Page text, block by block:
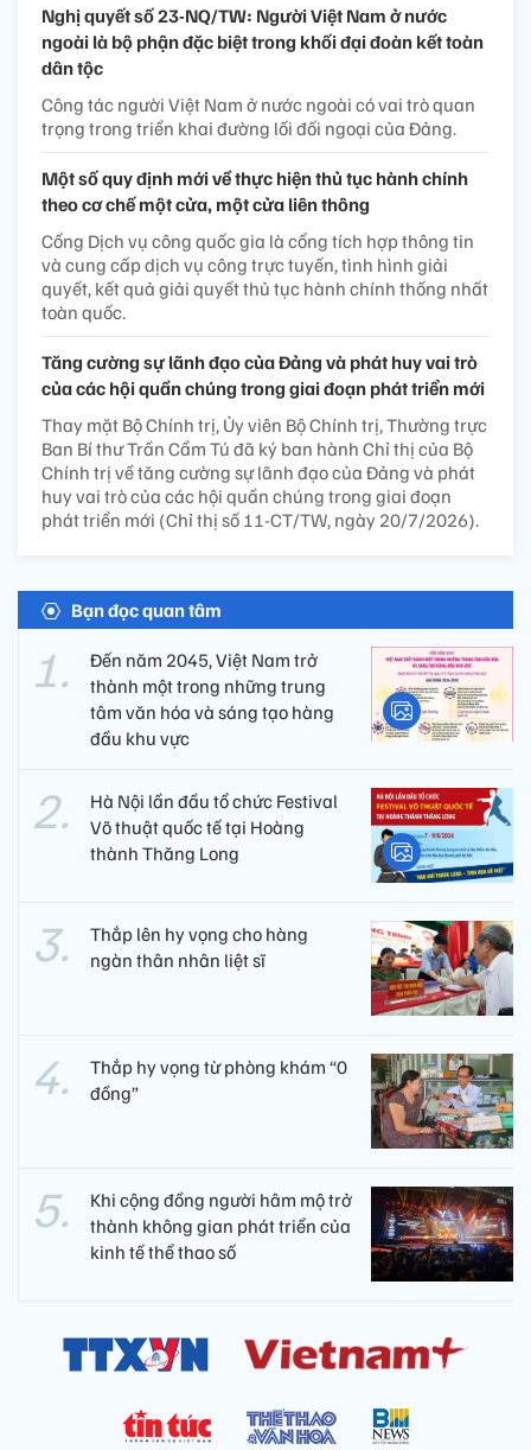
Nghị quyết số 23-NQ/TW: Người Việt Nam ở nước
ngoài là bộ phận đặc biệt trong khối đại đoàn kết toàn
dân tộc
Công tác người Việt Nam ở nước ngoài có vai trò quan
trọng trong triển khai đường lối đối ngoại của Đảng.
Một số quy định mới về thực hiện thủ tục hành chính
theo cơ chế một cửa, một cửa liên thông
Cổng Dịch vụ công quốc gia là cổng tích hợp thông tin
và cung cấp dịch vụ công trực tuyến, tình hình giải
quyết, kết quả giải quyết thủ tục hành chính thống nhất
toàn quốc.
Tăng cường sự lãnh đạo của Đảng và phát huy vai trò
của các hội quần chúng trong giai đoạn phát triển mới
Thay mặt Bộ Chính trị, Ủy viên Bộ Chính trị, Thường trực
Ban Bí thư Trần Cẩm Tú đã ký ban hành Chỉ thị của Bộ
Chính trị về tăng cường sự lãnh đạo của Đảng và phát
huy vai trò của các hội quần chúng trong giai đoạn
phát triển mới (Chỉ thị số 11-CT/TW, ngày 20/7/2026).
Bạn đọc quan tâm
Đến năm 2045, Việt Nam trở
thành một trong những trung
tâm văn hóa và sáng tạo hàng
đầu khu vực
Hà Nội lần đầu tổ chức Festival
Võ thuật quốc tế tại Hoàng
thành Thăng Long
Thắp lên hy vọng cho hàng
ngàn thân nhân liệt sĩ
Thắp hy vọng từ phòng khám “0
đồng”
Khi cộng đồng người hâm mộ trở
thành không gian phát triển của
kinh tế thể thao số